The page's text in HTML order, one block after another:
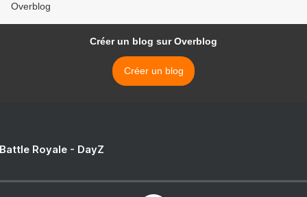
Overblog
Créer un blog sur Overblog
Créer un blog
Royale - DayZ